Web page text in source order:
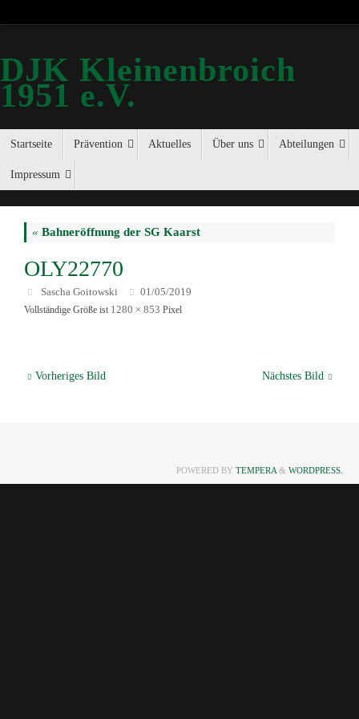
DJK Kleinenbroich
1951 e.V.
Startseite Prävention Aktuelles Über uns Abteilungen
Impressum
« Bahneröffnung der SG Kaarst
OLY22770
Sascha Goitowski 01/05/2019
Vollständige Größe ist 1280 × 853 Pixel
Vorheriges Bild Nächstes Bild
POWERED BY TEMPERA & WORDPRESS.